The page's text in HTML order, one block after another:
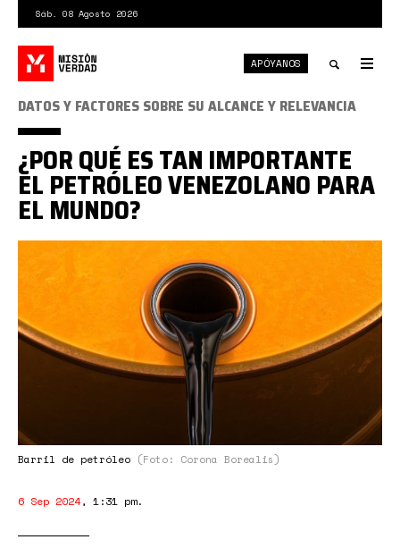
contenido
principal
Sáb. 08 Agosto 2026
Toggle
APÓYANOS
Barril de petróleo (Foto: Corona Borealis)
DATOS Y FACTORES SOBRE SU ALCANCE Y RELEVANCIA
¿POR QUÉ ES TAN IMPORTANTE
EL PETRÓLEO VENEZOLANO PARA
EL MUNDO?
6 Sep 2024, 1:31 pm.